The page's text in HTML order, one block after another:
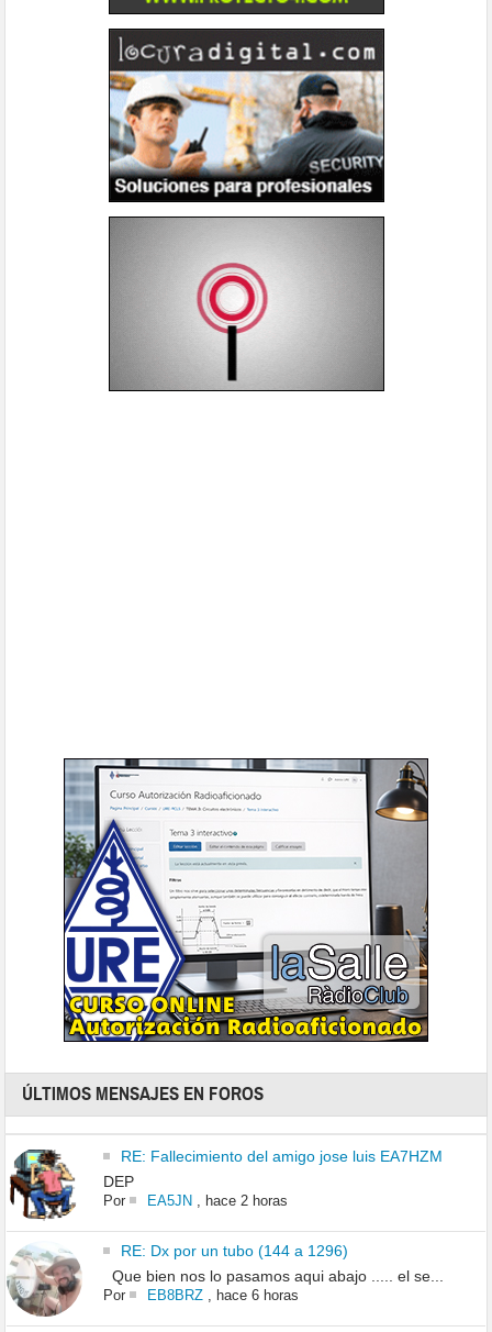
ÚLTIMOS MENSAJES EN FOROS
RE: Fallecimiento del amigo jose luis EA7HZM
DEP
Por EA5JN, hace 2 horas
RE: Dx por un tubo (144 a 1296)
Que bien nos lo pasamos aqui abajo ..... el se...
Por EB8BRZ, hace 6 horas